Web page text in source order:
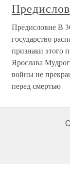
Предисловие В
государство
признаки этого
Ярослава
войны не
перед смертью